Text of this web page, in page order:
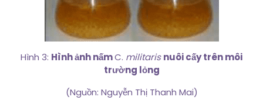
Hình 3: Hình ảnh nấmC. militaris nuôi cấy trên môi
trường lỏng
(Nguồn: Nguyễn Thị Thanh Mai)